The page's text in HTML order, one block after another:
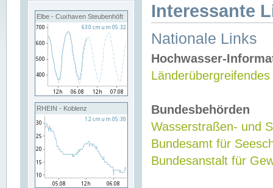
Elbe - Cuxhaven Steubenhöft
RHEIN - Koblenz
Interessante
Nationale Links
Hochwasser-
Bundesbehörden
Wasserstraßen- und
Bundesamt für
Bundesanstalt für